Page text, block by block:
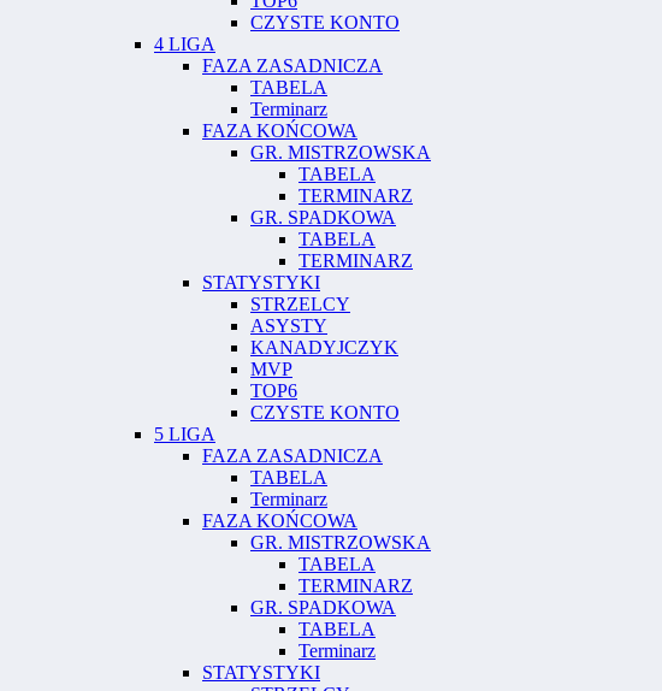
CZYSTE KONTO
4 LIGA
FAZA ZASADNICZA
TABELA
Terminarz
FAZA KOŃCOWA
GR. MISTRZOWSKA
TABELA
TERMINARZ
GR. SPADKOWA
TABELA
TERMINARZ
STATYSTYKI
STRZELCY
ASYSTY
KANADYJCZYK
MVP
TOP6
CZYSTE KONTO
5 LIGA
FAZA ZASADNICZA
TABELA
Terminarz
FAZA KOŃCOWA
GR. MISTRZOWSKA
TABELA
TERMINARZ
GR. SPADKOWA
TABELA
Terminarz
STATYSTYKI